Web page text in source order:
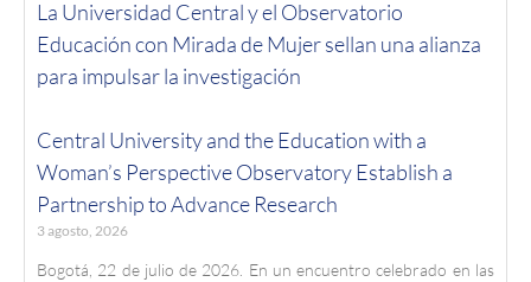
La Universidad Central y el Observatorio
Educación con Mirada de Mujer sellan una alianza
para impulsar la investigación
Central University and the Education with a
Woman’s Perspective Observatory Establish a
Partnership to Advance Research
3 agosto, 2026
Bogotá, 22 de julio de 2026. En un encuentro celebrado en las